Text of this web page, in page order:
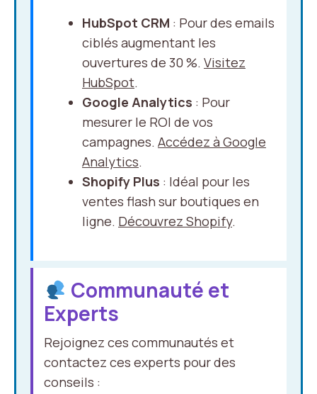
HubSpot CRM : Pour des emails
ciblés augmentant les
ouvertures de 30 %. Visitez
HubSpot.
Google Analytics : Pour
mesurer le ROI de vos
campagnes. Accédez à Google
Analytics.
Shopify Plus : Idéal pour les
ventes flash sur boutiques en
ligne. Découvrez Shopify.
Communauté et
Experts
Rejoignez ces communautés et
contactez ces experts pour des
conseils :